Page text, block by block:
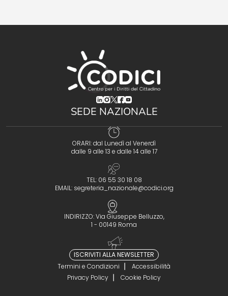
(opens in a new tab)
(opens in a new tab)
(opens in a new tab)
(opens in a new tab)
(opens in a new tab)
SEDE NAZIONALE
ORARI: dal Lunedì al Venerdì
dalle 9 alle 13 e dalle 14 alle 17
TEL: 06 55 30 18 08
EMAIL: segreteria_nazionale@codici.org
INDIRIZZO: Via Giuseppe Belluzzo,
1 - 00149 Roma
ISCRIVITI ALLA NEWSLETTER
Termini e Condizioni
Accessibilità
Privacy Policy
Cookie Policy